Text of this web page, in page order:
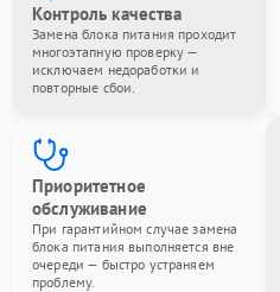
Контроль качества
Замена блока питания проходит
многоэтапную проверку —
исключаем недоработки и
повторные сбои.
Приоритетное
обслуживание
При гарантийном случае замена
блока питания выполняется вне
очереди — быстро устраняем
проблему.